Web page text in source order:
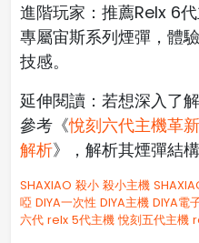
進階玩家：推薦Relx 6
專屬宙斯系列煙彈，體
技感。
延伸閱讀：若想深入了
參考《悅刻六代主機革
解析》，解析其煙彈結
SHAXIAO 殺小 殺小主機
啞 DIYA一次性 DIYA主機 DIYA電
六代 relx 5代主機 悅刻五代主機